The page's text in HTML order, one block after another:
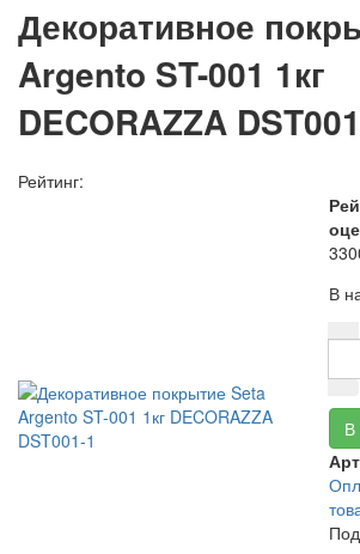
Декоративное
Argento ST-001 1кг
DECORAZZA
Рейтинг:
В